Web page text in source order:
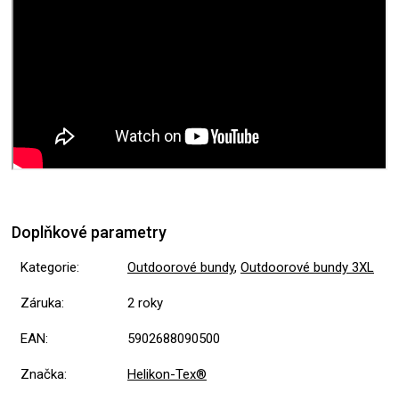
Doplňkové parametry
Kategorie: Outdoorové bundy, Outdoorové bundy 3XL
Záruka: 2 roky
EAN: 5902688090500
Značka: Helikon-Tex®